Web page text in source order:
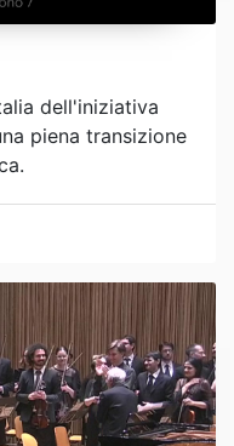
dell'iniziativa
piena transizione